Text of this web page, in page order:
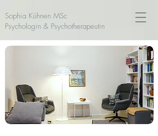
Sophia Kühnen MSc
Psychologin & Psychotherapeutin